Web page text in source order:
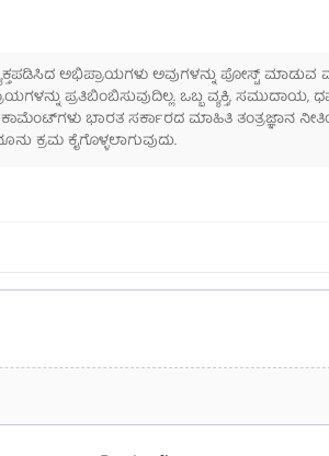
ಅಭಿಪ್ರಾಯಗಳು ಅವುಗಳನ್ನು ಪೋಸ್ಟ್
ಪ್ರತಿಬಿಂಬಿಸುವುದಿಲ್ಲ. ಒಬ್ಬ ವ್ಯಕ್ತಿ,
ಭಾರತ ಸರ್ಕಾರದ ಮಾಹಿತಿ ತಂತ್ರಜ್ಞಾನ
ಕ್ರಮ ಕೈಗೊಳ್ಳಲಾಗುವುದು.